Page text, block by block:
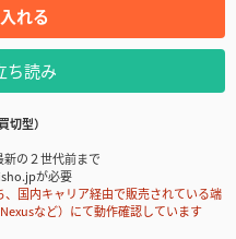
れる
ち読み
切型）
の２世代前まで
が必要
国内キャリア経由で販売されている端
など）にて動作確認しています